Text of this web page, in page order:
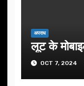
अपराध
लूट के
OCT 7, 2024